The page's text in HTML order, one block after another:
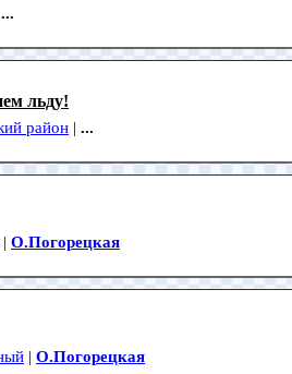
...
льду!
район | ...
| О.Погорецкая
| О.Погорецкая